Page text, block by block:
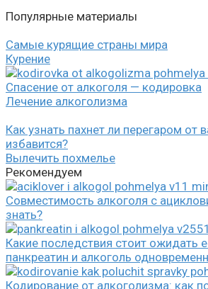
Популярные материалы
Самые курящие страны мира
Курение
Спасение от алкоголя — кодировка
Лечение алкоголизма
Как узнать пахнет ли перегаром от
избавится?
Вылечить похмелье
Рекомендуем
Совместимость алкоголя с
знать?
Какие последствия стоит ожидать
панкреатин и алкоголь
Кодирование от алкоголизма: как